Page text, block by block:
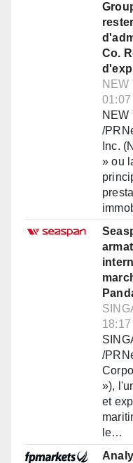
Co.
NEW
01:07
NEW
/
Inc.
» ou
18:17
/
»),
et
le…